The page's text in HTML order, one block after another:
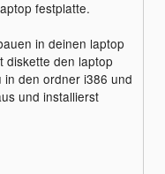
festplatte.
in deinen laptop
diskette den laptop
den ordner i386 und
und installierst